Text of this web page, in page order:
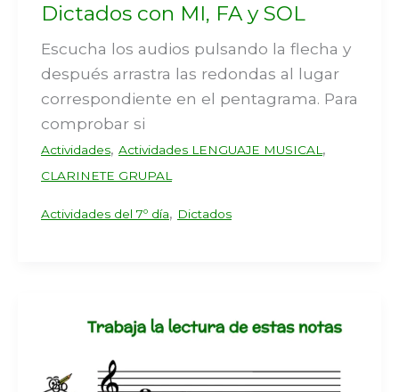
Dictados con MI, FA y SOL
Escucha los audios pulsando la flecha y
después arrastra las redondas al lugar
correspondiente en el pentagrama. Para
comprobar si
Actividades, Actividades LENGUAJE MUSICAL,
CLARINETE GRUPAL
Actividades del 7º día, Dictados